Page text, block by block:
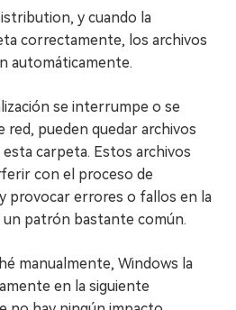
y cuando la
correctamente, los archivos
automáticamente.
se interrumpe o se
red, pueden quedar archivos
carpeta. Estos archivos
con el proceso de
provocar errores o fallos en la
un patrón bastante común.
manualmente, Windows la
en la siguiente